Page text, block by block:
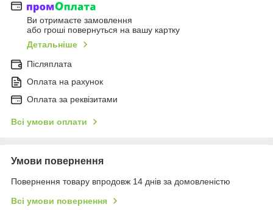
Ви отримаєте замовлення
або гроші повернуться на вашу картку
Детальніше
Післяплата
Оплата на рахунок
Оплата за реквізитами
Всі умови оплати
Умови повернення
Повернення товару впродовж 14 днів за домовленістю
Всі умови повернення